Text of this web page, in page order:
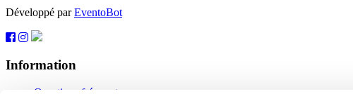
Développé parEventoBot
Information